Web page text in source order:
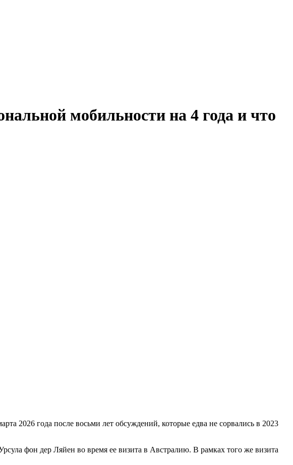
мобильности на 4 года и что
2026 года после восьми лет обсуждений, которые едва не сорвались в 2023
фон дер Ляйен во время ее визита в Австралию. В рамках того же визита